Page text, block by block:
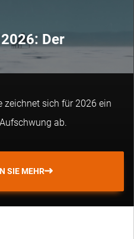
Der
zeichnet sich für 2026 ein
ab.
SIE MEHR